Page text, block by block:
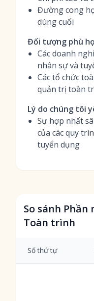
Đường cong
dùng cuối
Đối tượng phù
Các doanh
nhân sự và
Các tổ chức
quản trị toàn
Lý do chúng tôi
Sự hợp nhất
của các quy
tuyển dụng
So sánh Phần
Toàn trình
Số thứ tự